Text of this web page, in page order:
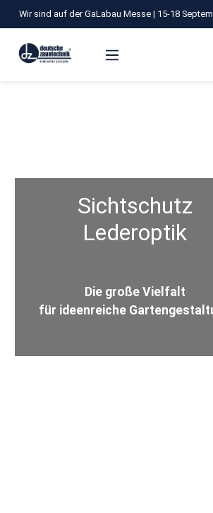
Zum Hauptinhalt springen
Wir sind auf der GaLabau Messe | 15-18
Sichtschutz
Lederoptik
Die große Vielfalt
für ideenreiche